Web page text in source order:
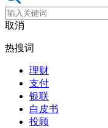
取消
热搜词
理财
支付
银联
白皮书
投顾